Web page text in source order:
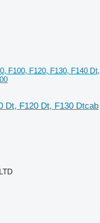
F100, F120, F130, F140 Dt,
Dt, F120 Dt, F130 Dtcab